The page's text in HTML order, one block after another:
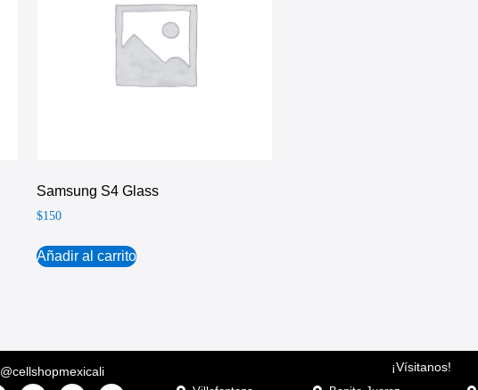
Samsung S4 Glass
$150
Añadir al carrito
@cellshopmexicali ¡Vísitanos!